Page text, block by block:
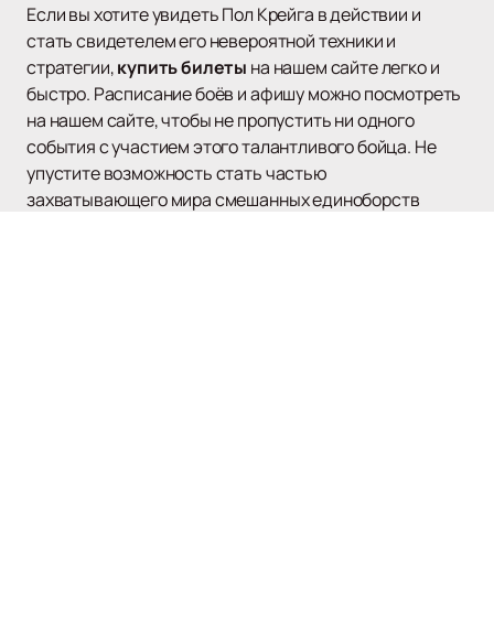
Если вы хотите увидеть Пол Крейга в действии и
стать свидетелем его невероятной техники и
стратегии,купить билеты на нашем сайте легко и
быстро. Расписание боёв и афишу можно посмотреть
на нашем сайте, чтобы не пропустить ни одного
события с участием этого талантливого бойца. Не
упустите возможность стать частью
захватывающего мира смешанных единоборств